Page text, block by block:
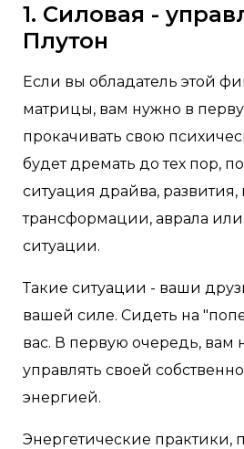
1. Силовая -
Плутон
Если вы обладатель этой
матрицы, вам нужно в
прокачивать свою
будет дремать до тех пор,
ситуация драйва, развития,
трансформации, аврала
ситуации.
Такие ситуации - ваши
вашей силе. Сидеть на
вас. В первую очередь, вам
управлять своей
энергией.
Энергетические практики,